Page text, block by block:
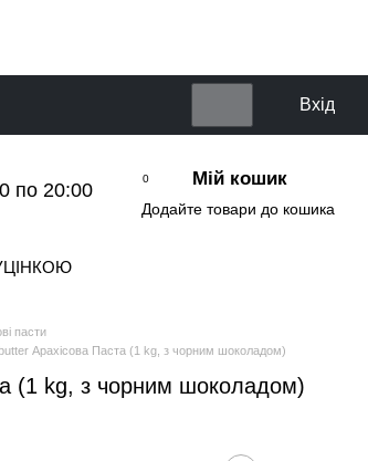
Вхід
по 20:00
0 Мій кошик
Додайте товари до кошика
пасти
Арахісова Паста (1 kg, з чорним шоколадом)
(1 kg, з чорним шоколадом)